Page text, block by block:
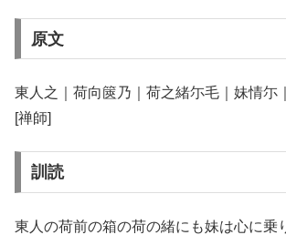
原文
東人之｜荷向篋乃｜荷之緒尓毛｜妹情尓
[禅師]
訓読
東人の荷前の箱の荷の緒にも妹は心に乗